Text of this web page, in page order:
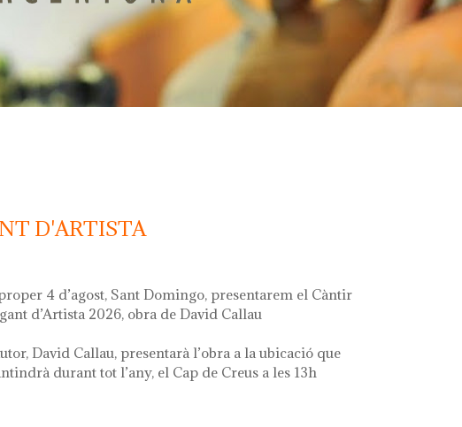
D'ARTISTA
4 d’agost, Sant Domingo, presentarem el Càntir
d’Artista 2026, obra de David Callau
David Callau, presentarà l’obra a la ubicació que
durant tot l’any, el Cap de Creus a les 13h